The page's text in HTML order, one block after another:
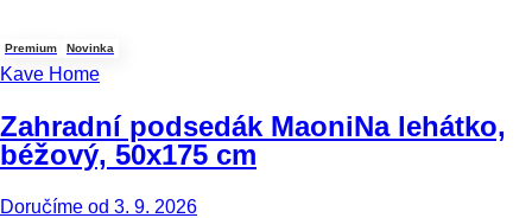
Premium Novinka
Kave Home
Zahradní podsedák MaoniNa lehátko,
béžový, 50x175 cm
Doručíme od 3. 9. 2026